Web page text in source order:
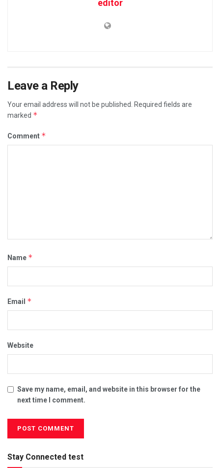
editor
Leave a Reply
Your email address will not be published.
Required fields are
marked *
Comment *
Name *
Email *
Website
Save my name, email, and website in this browser for the
next time I comment.
Stay Connected test